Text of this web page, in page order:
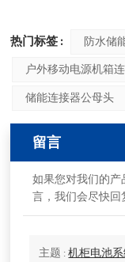
热门标签 : 防水储
户外移动电源机箱
储能连接器公母头
留言
如果您对我们的
言，我们会尽快回
主题 :机柜电池